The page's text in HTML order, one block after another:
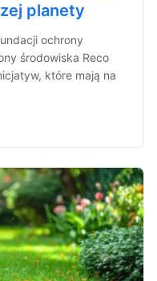
planety
ochrony
środowiska Reco
które mają na